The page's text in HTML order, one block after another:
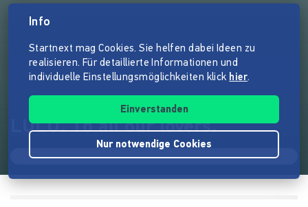
LULU. To all our lovers.
Info
Startnext mag Cookies. Sie helfen dabei Ideen zu
realisieren. Für detaillierte Informationen und
individuelle Einstellungsmöglichkeiten klick hier.
Einverstanden
Nur notwendige Cookies